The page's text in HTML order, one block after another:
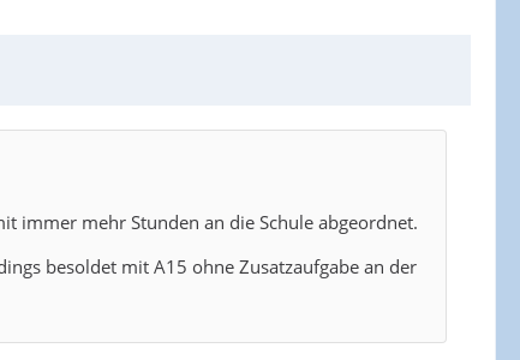
immer mehr Stunden an die Schule abgeordnet.
besoldet mit A15 ohne Zusatzaufgabe an der